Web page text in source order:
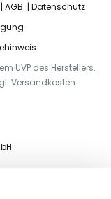
AGB
Datenschutz
UVP des Herstellers.
Versandkosten